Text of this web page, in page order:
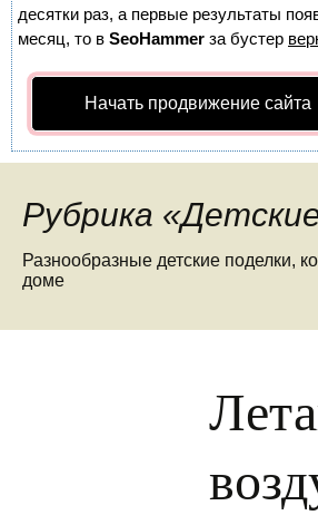
десятки раз, а первые результаты
месяц, то в SeoHammer за бустер
Начать продвижение сайта
Рубрика
Разнообразные детские поделки,
доме